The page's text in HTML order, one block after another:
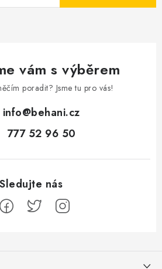
vám s výběrem
poradit? Jsme tu pro vás!
info@behani.cz
777 52 96 50